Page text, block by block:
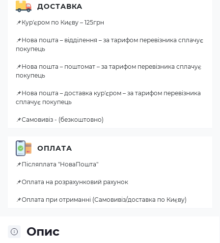
Опис
ДОСТАВКА
📌Кур'єром по Києву – 125грн
📌Нова пошта – відділення – за тарифом перевізника сплачує
покупець
📌Нова пошта – поштомат – за тарифом перевізника сплачує
покупець
📌Нова пошта – доставка кур'єром – за тарифом перевізника
сплачує покупець
📌Самовивіз - (безкоштовно)
ОПЛАТА
📌Післяплата "НоваПошта"
📌Оплата на розрахунковий рахунок
📌Оплата при отриманні (Самовивіз/доставка по Києву)